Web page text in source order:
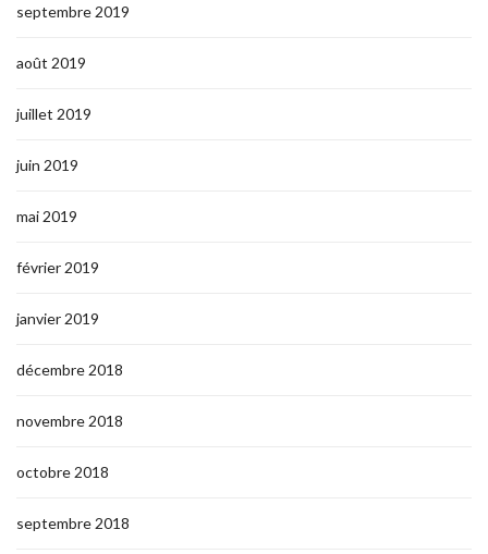
septembre 2019
août 2019
juillet 2019
juin 2019
mai 2019
février 2019
janvier 2019
décembre 2018
novembre 2018
octobre 2018
septembre 2018